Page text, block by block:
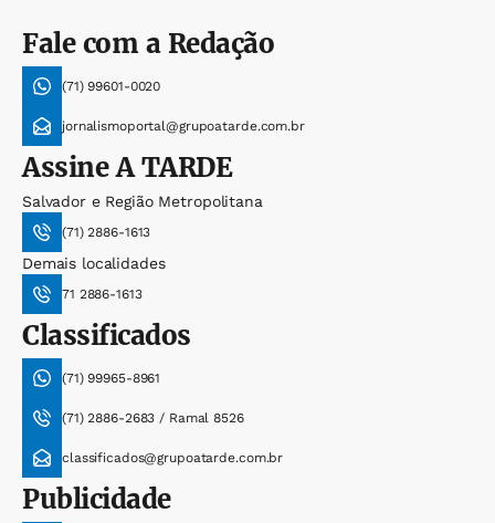
Fale com a Redação
(71) 99601-0020
jornalismoportal@grupoatarde.com.br
AssineA TARDE
Salvador e Região Metropolitana
(71) 2886-1613
Demais localidades
71 2886-1613
Classificados
(71) 99965-8961
(71) 2886-2683 / Ramal 8526
classificados@grupoatarde.com.br
Publicidade